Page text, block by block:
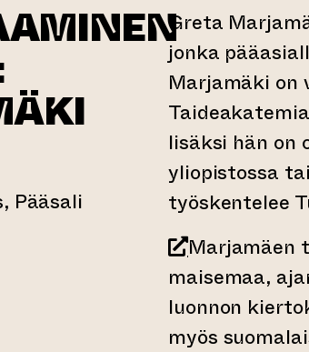
Pääsali
Greta
jonka
Marjamäki on
lisäksi hän on
yliopistossa
työskentelee
Marjamäen
maisemaa,
luonnon
myös